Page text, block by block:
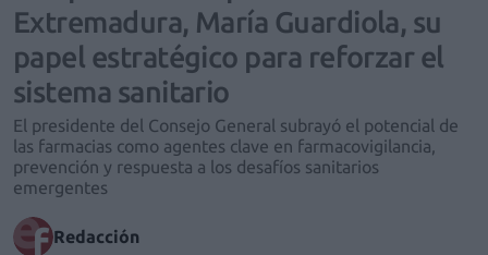
Extremadura, María Guardiola, su
papel estratégico para reforzar el
sistema sanitario
El presidente del Consejo General subrayó el potencial de
las farmacias como agentes clave en farmacovigilancia,
prevención y respuesta a los desafíos sanitarios
emergentes
Redacción